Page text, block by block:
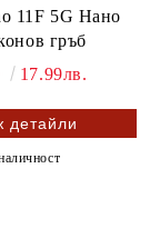
11F 5G Нано
гръб
17.99лв.
детайли